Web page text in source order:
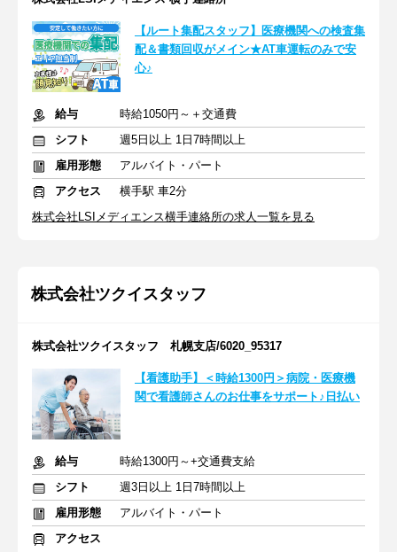
【ルート集配スタッフ】医療機関への検査集
配＆書類回収がメイン★AT車運転のみで安
心♪
給与
時給1050円～＋交通費
シフト
週5日以上 1日7時間以上
雇用形態
アルバイト・パート
アクセス
横手駅 車2分
株式会社LSIメディエンス横手連絡所の求人一覧を見る
株式会社ツクイスタッフ
株式会社ツクイスタッフ 札幌支店/6020_95317
【看護助手】＜時給1300円＞病院・医療機
関で看護師さんのお仕事をサポート♪日払い
給与
時給1300円～+交通費支給
シフト
週3日以上 1日7時間以上
雇用形態
アルバイト・パート
アクセス